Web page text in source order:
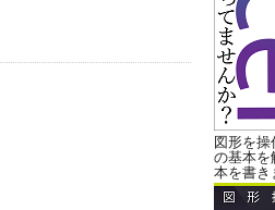
図形を
の基本を
本を書き